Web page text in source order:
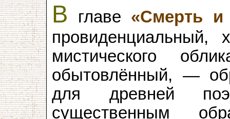
В главе «Смерть и
мистического
обытовлённый, —
для древней
существенным